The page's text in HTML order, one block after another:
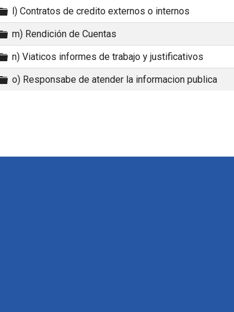
Carpeta
l) Contratos de credito externos o internos
Carpeta
m) Rendición de Cuentas
Carpeta
n) Viaticos informes de trabajo y justificativos
Carpeta
o) Responsabe de atender la informacion publica